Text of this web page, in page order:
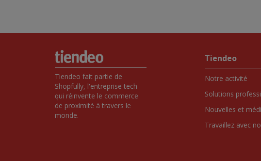
Tiendeo fait partie de
Shopfully, l'entreprise tech
qui réinvente le commerce
de proximité à travers le
monde.
Tiendeo
Notre activité
Solutions
Nouvelles et
Travaillez avec